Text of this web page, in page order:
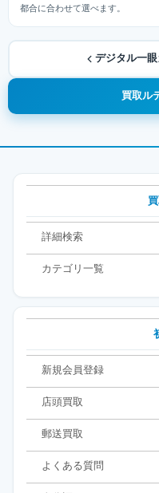
都合に合わせて選べます。
デジタル一
買取ル
詳細検索
カテゴリ一覧
新規会員登録
店頭買取
郵送買取
よくある質問